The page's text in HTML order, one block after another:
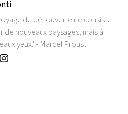
de découverte ne consiste
de nouveaux paysages, mais à
yeux.' - Marcel Proust